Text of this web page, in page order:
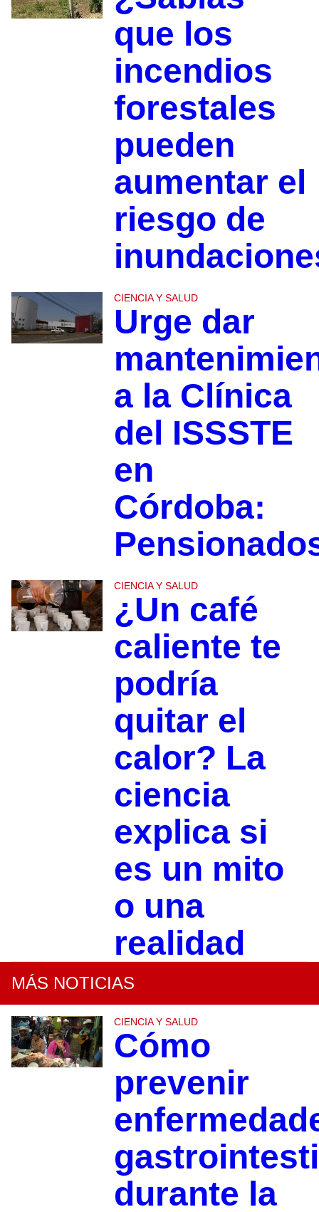
que los
incendios
forestales
pueden
aumentar el
riesgo de
CIENCIA Y SALUD
Urge dar
a la Clínica
del ISSSTE
en
Córdoba:
CIENCIA Y SALUD
¿Un café
caliente te
podría
quitar el
calor? La
ciencia
explica si
es un mito
o una
realidad
MÁS NOTICIAS
CIENCIA Y SALUD
Cómo
prevenir
durante la